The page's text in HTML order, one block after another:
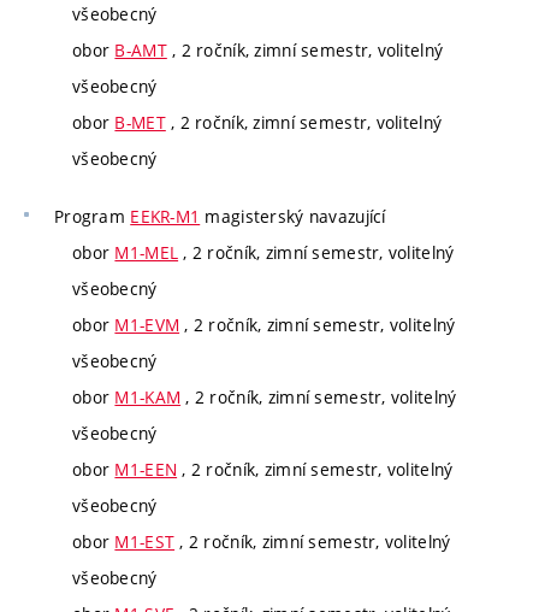
všeobecný
obor B-AMT, 2 ročník, zimní semestr, volitelný
všeobecný
obor B-MET, 2 ročník, zimní semestr, volitelný
všeobecný
Program EEKR-M1 magisterský navazující
obor M1-MEL , 2 ročník, zimní semestr, volitelný
všeobecný
obor M1-EVM , 2 ročník, zimní semestr, volitelný
všeobecný
obor M1-KAM , 2 ročník, zimní semestr, volitelný
všeobecný
obor M1-EEN , 2 ročník, zimní semestr, volitelný
všeobecný
obor M1-EST , 2 ročník, zimní semestr, volitelný
všeobecný